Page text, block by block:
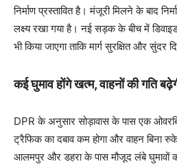
निर्माण प्रस्तावित है। मंजूरी मिलने के बाद
लक्ष्य रखा गया है। नई सड़क के बीच में
भी किया जाएगा ताकि मार्ग सुरक्षित और सुंदर
कई घुमाव होंगे खत्म, वाहनों की गति
DPR के अनुसार सोड़ावास के पास एक
ट्रैफिक का दबाव कम होगा और वाहन बिना
आलमपुर और डहरा के पास मौजूद लंबे घुमावों